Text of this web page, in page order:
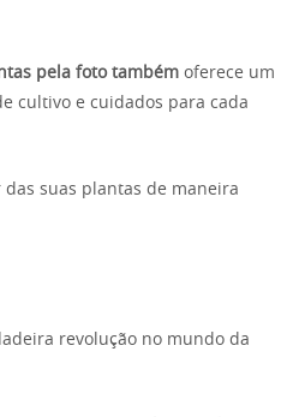
pela foto também oferece um
cultivo e cuidados para cada
suas plantas de maneira
revolução no mundo da